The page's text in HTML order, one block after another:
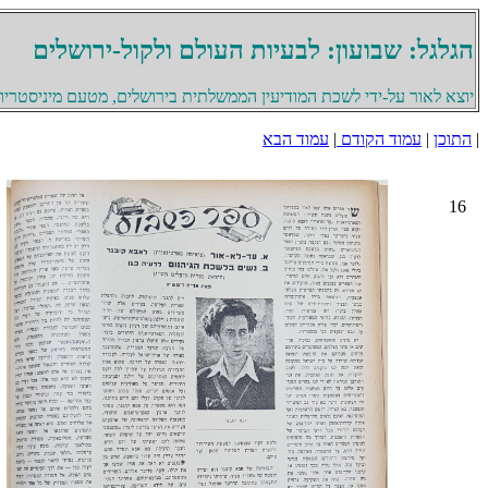
הגלגל: שבועון: לבעיות העולם ולקול-ירושלים
יוצא לאור על-ידי לשכת המודיעין הממשלתית בירושלים, מטעם
| התוכן | עמוד הקודם | עמוד הבא
16